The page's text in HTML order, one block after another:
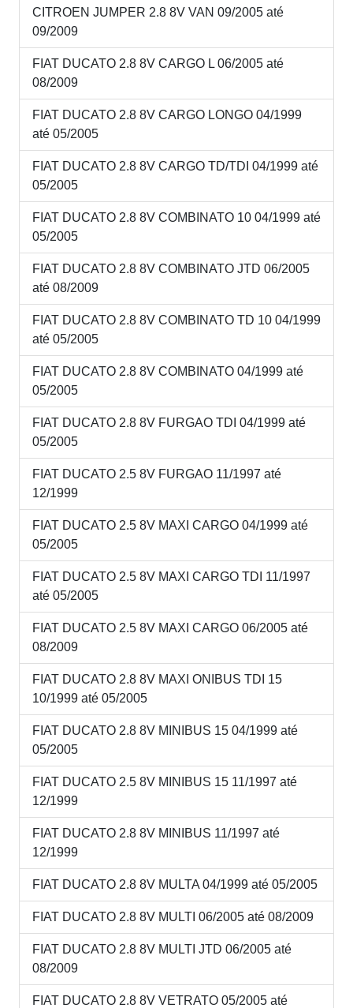
CITROEN JUMPER 2.8 8V VAN 09/2005 até
09/2009
FIAT DUCATO 2.8 8V CARGO L 06/2005 até
08/2009
FIAT DUCATO 2.8 8V CARGO LONGO 04/1999
até 05/2005
FIAT DUCATO 2.8 8V CARGO TD/TDI 04/1999 até
05/2005
FIAT DUCATO 2.8 8V COMBINATO 10 04/1999 até
05/2005
FIAT DUCATO 2.8 8V COMBINATO JTD 06/2005
até 08/2009
FIAT DUCATO 2.8 8V COMBINATO TD 10 04/1999
até 05/2005
FIAT DUCATO 2.8 8V COMBINATO 04/1999 até
05/2005
FIAT DUCATO 2.8 8V FURGAO TDI 04/1999 até
05/2005
FIAT DUCATO 2.5 8V FURGAO 11/1997 até
12/1999
FIAT DUCATO 2.5 8V MAXI CARGO 04/1999 até
05/2005
FIAT DUCATO 2.5 8V MAXI CARGO TDI 11/1997
até 05/2005
FIAT DUCATO 2.5 8V MAXI CARGO 06/2005 até
08/2009
FIAT DUCATO 2.8 8V MAXI ONIBUS TDI 15
10/1999 até 05/2005
FIAT DUCATO 2.8 8V MINIBUS 15 04/1999 até
05/2005
FIAT DUCATO 2.5 8V MINIBUS 15 11/1997 até
12/1999
FIAT DUCATO 2.8 8V MINIBUS 11/1997 até
12/1999
FIAT DUCATO 2.8 8V MULTA 04/1999 até 05/2005
FIAT DUCATO 2.8 8V MULTI 06/2005 até 08/2009
FIAT DUCATO 2.8 8V MULTI JTD 06/2005 até
08/2009
FIAT DUCATO 2.8 8V VETRATO 05/2005 até